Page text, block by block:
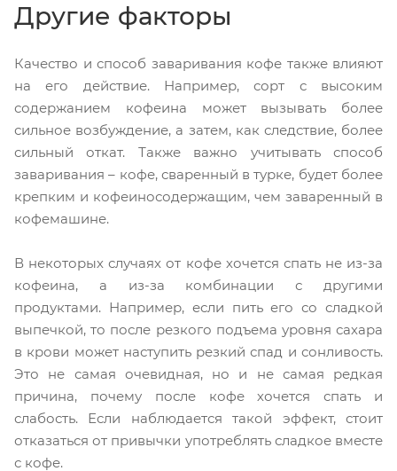
Другие факторы
Качество и способ заваривания кофе также влияют
на его действие. Например, сорт с высоким
содержанием кофеина может вызывать более
сильное возбуждение, а затем, как следствие, более
сильный откат. Также важно учитывать способ
заваривания – кофе, сваренный в турке, будет более
крепким и кофеиносодержащим, чем заваренный в
кофемашине.
В некоторых случаях от кофе хочется спать не из-за
кофеина, а из-за комбинации с другими
продуктами. Например, если пить его со сладкой
выпечкой, то после резкого подъема уровня сахара
в крови может наступить резкий спад и сонливость.
Это не самая очевидная, но и не самая редкая
причина, почему после кофе хочется спать и
слабость. Если наблюдается такой эффект, стоит
отказаться от привычки употреблять сладкое вместе
с кофе.